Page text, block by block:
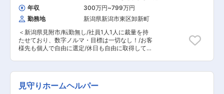
品に育ちましたモバイル関連キーシート、中でも
携帯電話用途では当社独自のハイブリッド化した
技術が顕著に取り入れられ、グローバル化した市
場においてひときわ高い評価を頂いております。
自社で設計から金型製作、成形、加飾および組み
立てまでの一貫生産ができ、お客様の高度化・多
て、管理面、品質面でも強化を図っております。
近年は手術トレーニング用として、人体の質感・
ルスケア分野で高い評価を頂いております。ま
52歳 派遣社員等：35名程度が活躍しており、 若
手〜ベテランまで幅広い年代の社員が活躍してお
ります。 ■教育制度： ・未経験でも安心の教育
体制： 同社の風土として、教育、指導に力を入れ
ており、未経験の方でも、OJT指導のみならず、
企業全体でサポートをし、モノづくりのプロとし
てご活躍いただけるようバックアップを致します
ので、安心してご入社いただけます。 ・研修/各
の全額補助など社員へのフォローが手厚いのが特
徴です。その為、退職者はほとんどいません。 ■
ンジニア・アプリケーションエンジニ
ア・FAE 工作機械・産業機械・ロボッ
ト
年収 300万円~799万円
勤務地
新潟県新潟市東区卸新町
＜新潟県見附市/転勤無し/社員1人1人に裁量を持
たせており、数字ノルマ・目標は一切なし！/お客
様先も個人で自由に選定/休日も自由に取得してお
って仕事をしたいという方を歓迎いたします。 ■
入社後の流れ： 入社後は、製造現場で商品や修
理、アパレル業界等の知識・技術習得を徹底サポ
見守りホームヘルパー